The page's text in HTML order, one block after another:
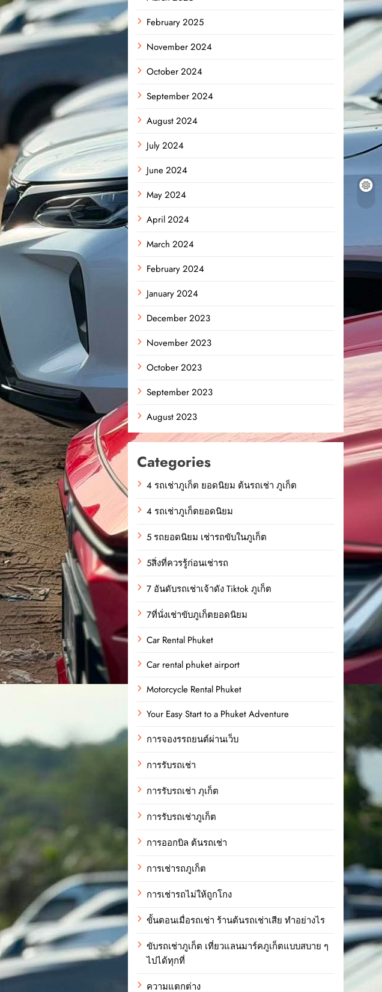
February 2025
November 2024
October 2024
September 2024
August 2024
July 2024
June 2024
May 2024
April 2024
March 2024
February 2024
January 2024
December 2023
November 2023
October 2023
September 2023
August 2023
Categories
4 รถเช่าภูเก็ต ยอดนิยม ต้นรถเช่า ภูเก็ต
4 รถเช่าภูเก็ตยอดนิยม
5 รถยอดนิยม เช่ารถขับในภูเก็ต
5สิ่งที่ควรรู้ก่อนเช่ารถ
7 อันดับรถเช่าเจ้าดัง Tiktok ภูเก็ต
7ที่นั่งเช่าขับภูเก็ตยอดนิยม
Car Rental Phuket
Car rental phuket airport
Motorcycle Rental Phuket
Your Easy Start to a Phuket Adventure
การจองรรถยนต์ผ่านเว็บ
การรับรถเช่า
การรับรถเช่า ภุเก็ต
การรับรถเช่าภูเก็ต
การออกบิล ต้นรถเช่า
การเช่ารถภูเก็ต
การเช่ารถไม่ให้ถูกโกง
ขั้นตอนเมื่อรถเช่า ร้านต้นรถเช่าเสีย ทำอย่างไร
ขับรถเช่าภูเก็ต เที่ยวแลนมาร์คภูเก็ตแบบสบาย ๆ
ไปได้ทุกที่
ความแตกต่าง